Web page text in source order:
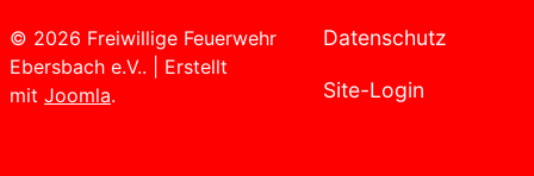
© 2026 Freiwillige Feuerwehr
Ebersbach e.V.. | Erstellt
mit Joomla.
Datenschutz
Site-Login